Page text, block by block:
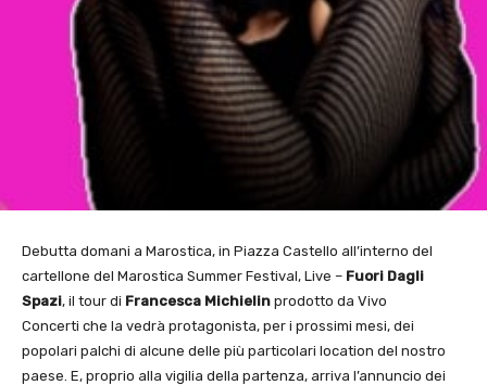
Debutta domani a Marostica, in Piazza Castello all’interno del
cartellone del Marostica Summer Festival, Live – Fuori Dagli
Spazi, il tour di Francesca Michielin prodotto da Vivo
Concerti che la vedrà protagonista, per i prossimi mesi, dei
popolari palchi di alcune delle più particolari location del nostro
paese. E, proprio alla vigilia della partenza, arriva l’annuncio dei